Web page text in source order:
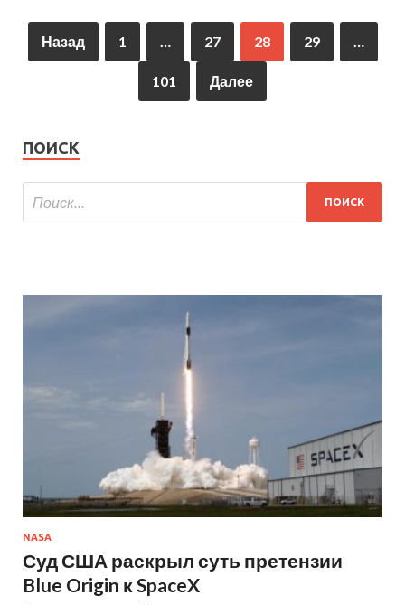
Назад 1 … 27 28 29 …
101 Далее
ПОИСК
NASA
Суд США раскрыл суть претензии
Blue Origin к SpaceX